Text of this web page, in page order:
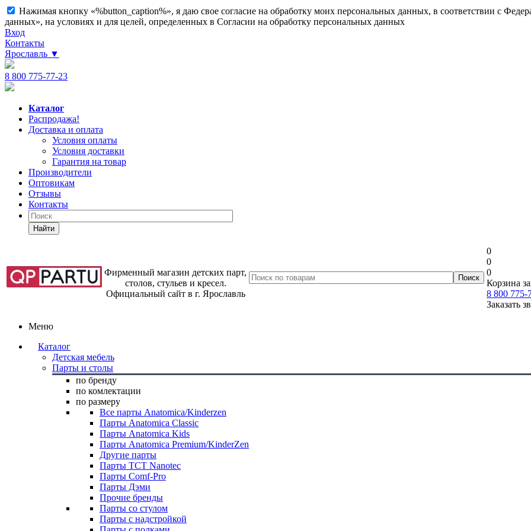
Нажимая кнопку «%button_caption%», я даю свое согласие на обработку моих персональных данных, в соответствии с
данных», на условиях и для целей, определенных в Согласии на обработку персональных данных
Вход
Контакты
Ярославль ▼
8 800 775-77-23
Каталог
Распродажа!
Доставка и оплата
Условия оплаты
Условия доставки
Гарантия на товар
Производители
Оптовикам
Отзывы
Контакты
Найти
Фирменный магазин детских парт,
столов, стульев и кресел.
Официальный сайт в г. Ярославль
0
0
0
Корзина
8 800 775-
Заказать
Меню
Каталог
Детская мебель
Парты и столы
по бренду
по комлектации
по размеру
Все парты Anatomica/Kinderzen
Парты Anatomica Classic
Парты Anatomica Kids
Парты Anatomica Premium/KinderZen
Другие парты
Парты TCT Nanotec
Парты Comf-Pro
Парты Дэми
Прочие бренды
Парты со стулом
Парты с надстройкой